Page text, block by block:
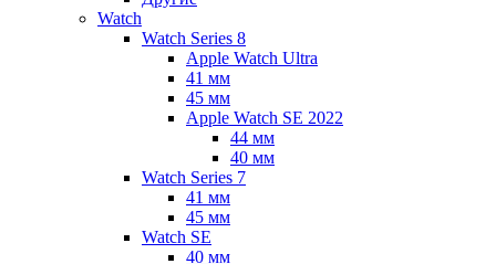
Watch
Watch Series 8
Apple Watch Ultra
41 мм
45 мм
Apple Watch SE 2022
44 мм
40 мм
Watch Series 7
41 мм
45 мм
Watch SE
40 мм